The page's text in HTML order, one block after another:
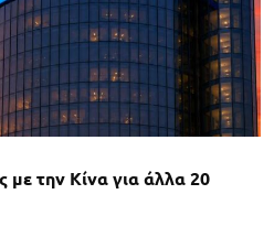
με την Κίνα για άλλα 20